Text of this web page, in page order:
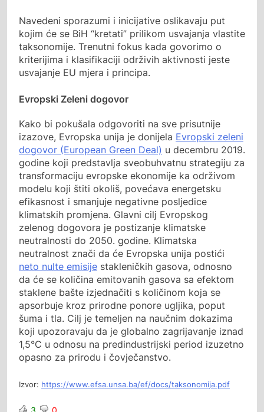
Navedeni sporazumi i inicijative oslikavaju put
kojim će se BiH “kretati” prilikom usvajanja vlastite
taksonomije. Trenutni fokus kada govorimo o
kriterijima i klasifikaciji održivih aktivnosti jeste
usvajanje EU mjera i principa.
Evropski Zeleni dogovor
Kako bi pokušala odgovoriti na sve prisutnije
izazove, Evropska unija je donijela Evropski zeleni
dogovor (European Green Deal) u decembru 2019.
godine koji predstavlja sveobuhvatnu strategiju za
transformaciju evropske ekonomije ka održivom
modelu koji štiti okoliš, povećava energetsku
efikasnost i smanjuje negativne posljedice
klimatskih promjena. Glavni cilj Evropskog
zelenog dogovora je postizanje klimatske
neutralnosti do 2050. godine. Klimatska
neutralnost znači da će Evropska unija postići
neto nulte emisije stakleničkih gasova, odnosno
da će se količina emitovanih gasova sa efektom
staklene bašte izjednačiti s količinom koja se
apsorbuje kroz prirodne ponore ugljika, poput
šuma i tla. Cilj je temeljen na naučnim dokazima
koji upozoravaju da je globalno zagrijavanje iznad
1,5°C u odnosu na predindustrijski period izuzetno
opasno za prirodu i čovječanstvo.
Izvor: https://www.efsa.unsa.ba/ef/docs/taksonomija.pdf
3 0